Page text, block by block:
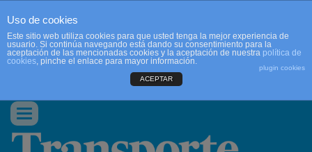
CONTACTO
Conmutar
navegación
Uso de cookies
Este sitio web utiliza cookies para que usted tenga la mejor experiencia de
usuario. Si continúa navegando está dando su consentimiento para la
aceptación de las mencionadas cookies y la aceptación de nuestra política de
cookies, pinche el enlace para mayor información.
plugin cookies
ACEPTAR